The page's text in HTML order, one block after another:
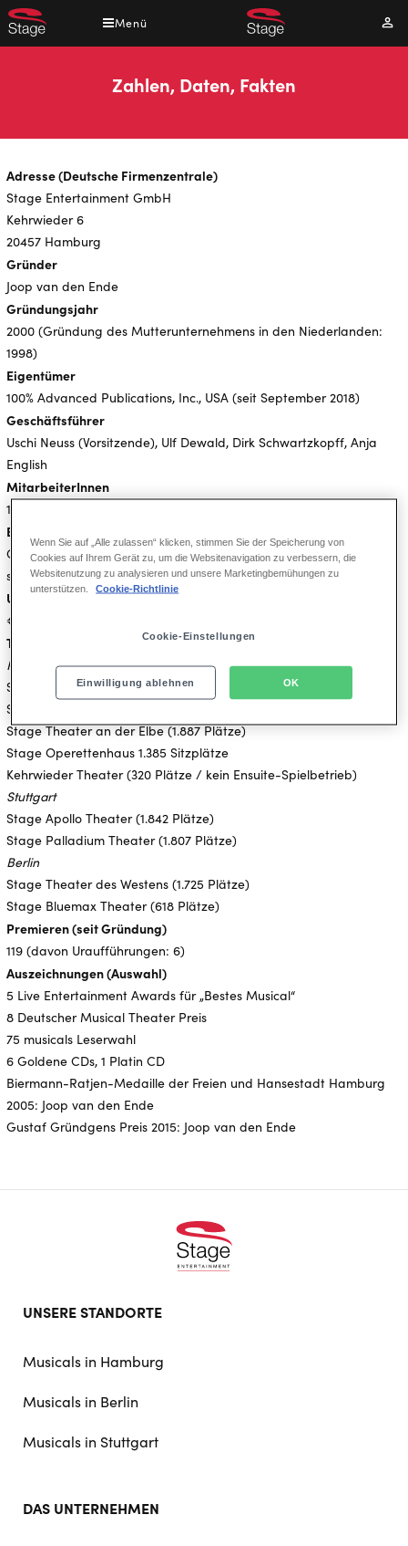
Direkt
zum
Menü
Zahlen, Daten, Fakten
Adresse (Deutsche Firmenzentrale)
Stage Entertainment GmbH
Kehrwieder 6
20457 Hamburg
Gründer
Joop van den Ende
Gründungsjahr
2000 (Gründung des Mutterunternehmens in den Niederlanden:
1998)
Eigentümer
100% Advanced Publications, Inc., USA (seit September 2018)
Geschäftsführer
Uschi Neuss (Vorsitzende), Ulf Dewald, Dirk Schwartzkopff, Anja
English
MitarbeiterInnen
1.500
Besucher
GJ 2019 3,6 Mio.
seit Gründung ca. 70 Mio.
Umsatz (GJ 19)
€ 310 Mio.
Theater
Hamburg
Stage Theater im Hafen (2.030 Plätze)
Stage Theater Neue Flora (1.865 Plätze)
Stage Theater an der Elbe (1.887 Plätze)
Stage Operettenhaus 1.385 Sitzplätze
Kehrwieder Theater (320 Plätze / kein Ensuite-Spielbetrieb)
Stuttgart
Stage Apollo Theater (1.842 Plätze)
Stage Palladium Theater (1.807 Plätze)
Berlin
Stage Theater des Westens (1.725 Plätze)
Stage Bluemax Theater (618 Plätze)
Premieren (seit Gründung)
119 (davon Uraufführungen: 6)
Auszeichnungen (Auswahl)
5 Live Entertainment Awards für „Bestes Musical“
8 Deutscher Musical Theater Preis
75 musicals Leserwahl
6 Goldene CDs, 1 Platin CD
Biermann-Ratjen-Medaille der Freien und Hansestadt Hamburg
2005: Joop van den Ende
Gustaf Gründgens Preis 2015: Joop van den Ende
UNSERE STANDORTE
Musicals in Hamburg
Musicals in Berlin
Musicals in Stuttgart
DAS UNTERNEHMEN
Wenn Sie auf „Alle zulassen“ klicken, stimmen Sie der Speicherung von
Cookies auf Ihrem Gerät zu, um die Websitenavigation zu verbessern, die
Websitenutzung zu analysieren und unsere Marketingbemühungen zu
unterstützen.
Cookie-Richtlinie
Cookie-Einstellungen
Einwilligung ablehnen OK